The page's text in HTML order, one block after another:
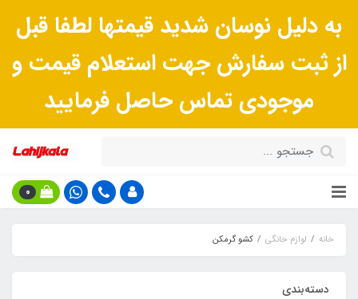
به دلیل نوسان شدید قیمتها لطفا قبل
از ثبت سفارش جهت استعلام قیمت و
موجودی تماس حاصل فرمایید
0
خانه لوازم خانگی کشو گرمکن
دسته‌بندی